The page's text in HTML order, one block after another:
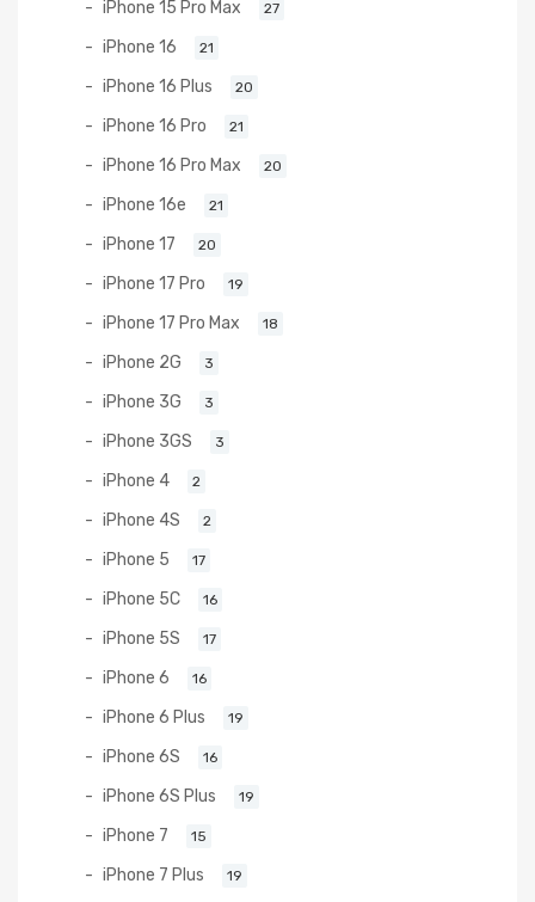
iPhone 15 Pro Max 27
iPhone 16 21
iPhone 16 Plus 20
iPhone 16 Pro 21
iPhone 16 Pro Max 20
iPhone 16e 21
iPhone 17 20
iPhone 17 Pro 19
iPhone 17 Pro Max 18
iPhone 2G 3
iPhone 3G 3
iPhone 3GS 3
iPhone 4 2
iPhone 4S 2
iPhone 5 17
iPhone 5C 16
iPhone 5S 17
iPhone 6 16
iPhone 6 Plus 19
iPhone 6S 16
iPhone 6S Plus 19
iPhone 7 15
iPhone 7 Plus 19